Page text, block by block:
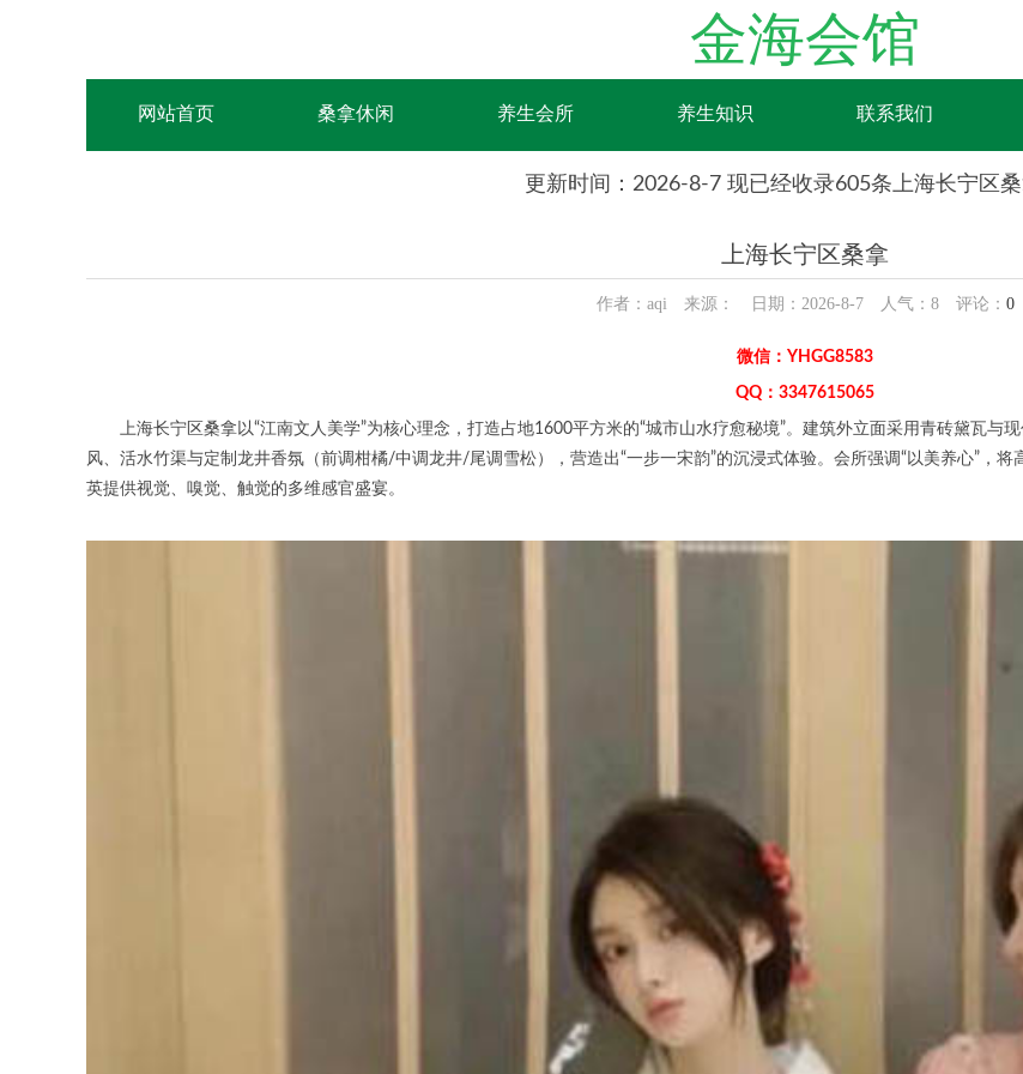
金海会馆
网站首页 桑拿休闲 养生会所 养生知识 联系我们
更新时间：2026-8-7 现已经收录605条上海长宁区
上海长宁区桑拿
作者：aqi 来源： 日期：2026-8-7 人气： 8评论： 0
微信：YHGG8583
QQ：3347615065
上海长宁区桑拿以“江南文人美学”为核心理念，打造占地1600平方米的“城市山水疗愈秘境”。建筑外立面采用青砖黛瓦与
风、活水竹渠与定制龙井香氛（前调柑橘/中调龙井/尾调雪松），营造出“一步一宋韵”的沉浸式体验。会所强调“以美养心”，
英提供视觉、嗅觉、触觉的多维感官盛宴。